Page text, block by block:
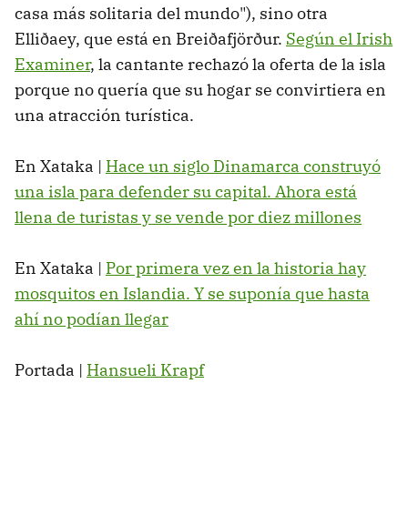
casa más solitaria del mundo"), sino otra
Elliðaey, que está en Breiðafjörður. Según el Irish
Examiner, la cantante rechazó la oferta de la isla
porque no quería que su hogar se convirtiera en
una atracción turística.
En Xataka | Hace un siglo Dinamarca construyó
una isla para defender su capital. Ahora está
llena de turistas y se vende por diez millones
En Xataka | Por primera vez en la historia hay
mosquitos en Islandia. Y se suponía que hasta
ahí no podían llegar
Portada | Hansueli Krapf